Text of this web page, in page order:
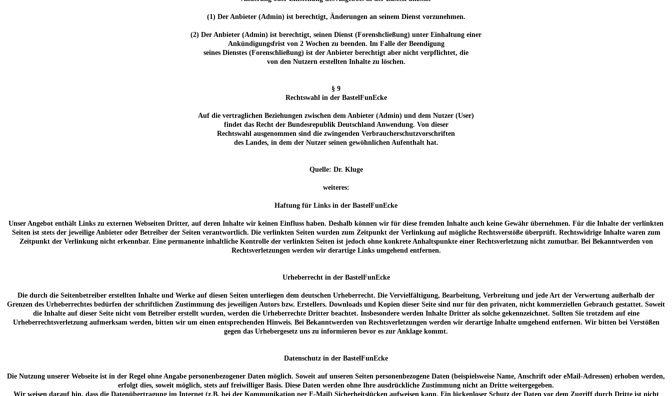
(1) Der Anbieter (Admin) ist berechtigt, Änderungen an seinem Dienst vorzunehmen.
(2) Der Anbieter (Admin) ist berechtigt, seinen Dienst (Forenshcließung) unter Einhaltung einer
Ankündigungsfrist von 2 Wochen zu beenden. Im Falle der Beendigung
seines Dienstes (Forenschließung) ist der Anbieter berechtigt aber nicht verpflichtet, die
von den Nutzern erstellten Inhalte zu löschen.
§ 9
Rechtswahl in der BastelFunEcke
Auf die vertraglichen Beziehungen zwischen dem Anbieter (Admin) und dem Nutzer (User)
findet das Recht der Bundesrepublik Deutschland Anwendung. Von dieser
Rechtswahl ausgenommen sind die zwingenden Verbraucherschutzvorschriften
des Landes, in dem der Nutzer seinen gewöhnlichen Aufenthalt hat.
Quelle: Dr. Kluge
weiteres:
Haftung für Links in der BastelFunEcke
Unser Angebot enthält Links zu externen Webseiten Dritter, auf deren Inhalte wir keinen Einfluss haben. Deshalb können wir für diese fremden Inhalte auch keine Gewähr übernehmen. Für die Inhalte der verlinkten
Seiten ist stets der jeweilige Anbieter oder Betreiber der Seiten verantwortlich. Die verlinkten Seiten wurden zum Zeitpunkt der Verlinkung auf mögliche Rechtsverstöße überprüft. Rechtswidrige Inhalte waren zum
Zeitpunkt der Verlinkung nicht erkennbar. Eine permanente inhaltliche Kontrolle der verlinkten Seiten ist jedoch ohne konkrete Anhaltspunkte einer Rechtsverletzung nicht zumutbar. Bei Bekanntwerden von
Rechtsverletzungen werden wir derartige Links umgehend entfernen.
Urheberrecht in der BastelFunEcke
Die durch die Seitenbetreiber erstellten Inhalte und Werke auf diesen Seiten unterliegen dem deutschen Urheberrecht. Die Vervielfältigung, Bearbeitung, Verbreitung und jede Art der Verwertung außerhalb der
Grenzen des Urheberrechtes bedürfen der schriftlichen Zustimmung des jeweiligen Autors bzw. Erstellers. Downloads und Kopien dieser Seite sind nur für den privaten, nicht kommerziellen Gebrauch gestattet. Soweit
die Inhalte auf dieser Seite nicht vom Betreiber erstellt wurden, werden die Urheberrechte Dritter beachtet. Insbesondere werden Inhalte Dritter als solche gekennzeichnet. Sollten Sie trotzdem auf eine
Urheberrechtsverletzung aufmerksam werden, bitten wir um einen entsprechenden Hinweis. Bei Bekanntwerden von Rechtsverletzungen werden wir derartige Inhalte umgehend entfernen. Wir bitten bei Verstößen
gegen das Urhebergesetz uns zu informieren bevor es zur Anklage kommt.
Datenschutz in der BastelFunEcke
Die Nutzung unserer Webseite ist in der Regel ohne Angabe personenbezogener Daten möglich. Soweit auf unseren Seiten personenbezogene Daten (beispielsweise Name, Anschrift oder eMail-Adressen) erhoben werden,
erfolgt dies, soweit möglich, stets auf freiwilliger Basis. Diese Daten werden ohne Ihre ausdrückliche Zustimmung nicht an Dritte weitergegeben.
Wir weisen darauf hin, dass die Datenübertragung im Internet (z.B. bei der Kommunikation per E-Mail) Sicherheitslücken aufweisen kann. Ein lückenloser Schutz der Daten vor dem Zugriff durch Dritte ist nicht